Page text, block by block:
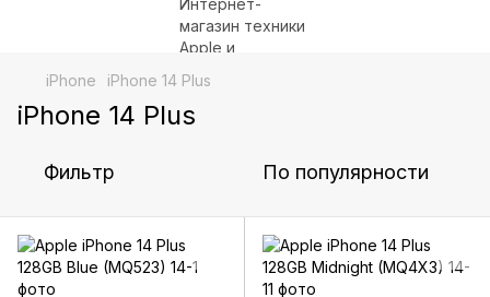
iPhone iPhone 14 Plus
iPhone 14 Plus
Фильтр По популярности